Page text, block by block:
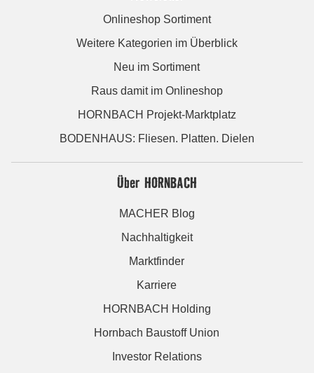
Onlineshop Sortiment
Weitere Kategorien im Überblick
Neu im Sortiment
Raus damit im Onlineshop
HORNBACH Projekt-Marktplatz
BODENHAUS: Fliesen. Platten. Dielen
Über HORNBACH
MACHER Blog
Nachhaltigkeit
Marktfinder
Karriere
HORNBACH Holding
Hornbach Baustoff Union
Investor Relations